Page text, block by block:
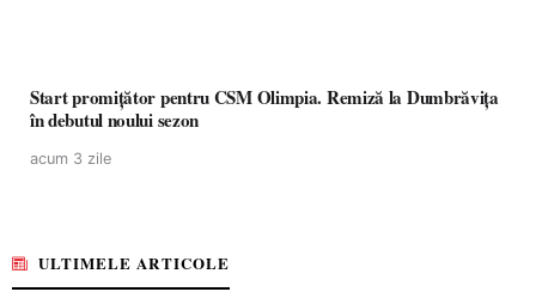
Start promițător pentru CSM Olimpia. Remiză la Dumbrăvița
în debutul noului sezon
acum 3 zile
ULTIMELE ARTICOLE